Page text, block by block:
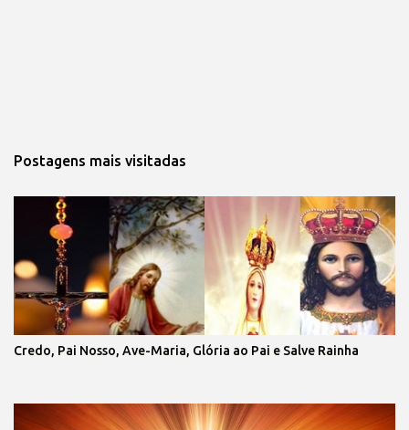
Postagens mais visitadas
Credo, Pai Nosso, Ave-Maria, Glória ao Pai e Salve Rainha